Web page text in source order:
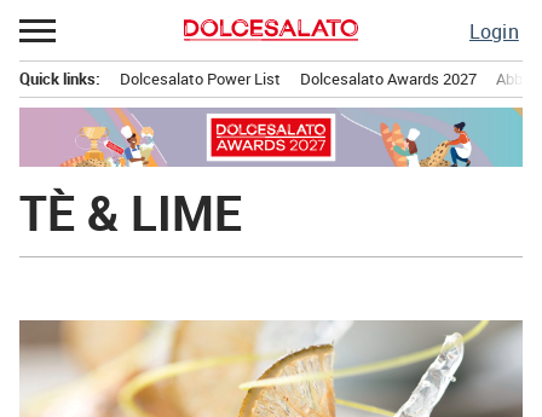
Passa
al
contenuto
Login
principale
Quick links: Dolcesalato Power List Dolcesalato Awards 2027
TÈ & LIME